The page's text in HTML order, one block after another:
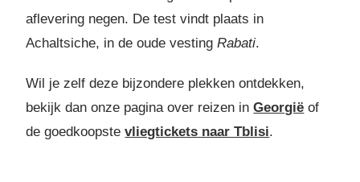
aflevering negen. De test vindt plaats in
Achaltsiche, in de oude vestingRabati.
Wil je zelf deze bijzondere plekken ontdekken,
bekijk dan onze pagina over reizen inGeorgië of
de goedkoopstevliegtickets naar Tblisi.